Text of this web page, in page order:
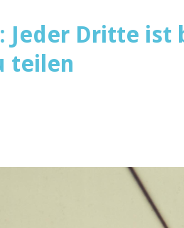
Jeder Dritte
teilen